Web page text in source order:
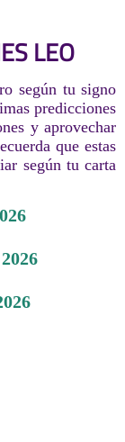
LEO
según tu signo
predicciones
y aprovechar
que estas
según tu carta